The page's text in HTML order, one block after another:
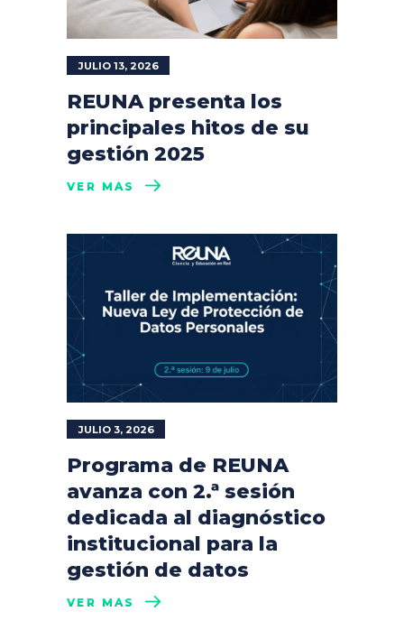
JULIO 13, 2026
REUNA presenta los
principales hitos de su
gestión 2025
VER MÁS
JULIO 3, 2026
Programa de REUNA
avanza con 2.ª sesión
dedicada al diagnóstico
institucional para la
gestión de datos
VER MÁS